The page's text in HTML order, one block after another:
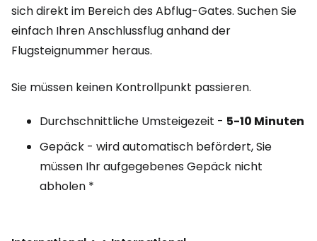
sich direkt im Bereich des Abflug-Gates. Suchen Sie
einfach Ihren Anschlussflug anhand der
Flugsteignummer heraus.
Sie müssen keinen Kontrollpunkt passieren.
Durchschnittliche Umsteigezeit - 5-10 Minuten
Gepäck - wird automatisch befördert, Sie
müssen Ihr aufgegebenes Gepäck nicht
abholen *